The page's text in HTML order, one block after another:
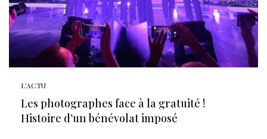
L'ACTU
Les photographes face à la gratuité !
Histoire d’un bénévolat imposé